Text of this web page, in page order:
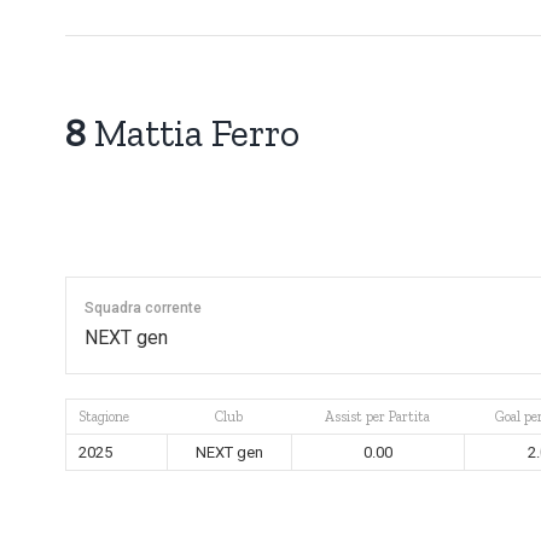
8Mattia Ferro
Squadra corrente
NEXT gen
Stagione Club Assist per Partita Goal
2025 NEXT gen 0.00